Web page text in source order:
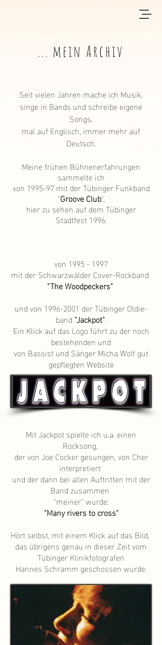
... mein Archiv
Seit vielen Jahren mache ich Musik,
singe in Bands und schreibe eigene
Songs,
mal auf Englisch, immer mehr auf
Deutsch.
Meine frühen Bühnenerfahrungen
sammelte ich
von 1995-97 mit der Tübinger Funkband
"Groove Club",
hier zu sehen auf dem Tübinger
Stadtfest 1996.​
von 1995 - 1997
mit der Schwarzwälder Cover-Rockband
"The Woodpeckers"
und von 1996-2001 der Tübinger Oldie-
band "Jackpot".
Ein Klick auf das Logo führt zu der noch
bestehenden und
von Bassist und Sänger Micha Wolf gut
gepflegten Website
Mit Jackpot spielte ich u.a. einen
Rocksong,
der von Joe Cocker gesungen, von Cher
interpretiert
und der dann bei allen Auftritten mit der
Band zusammen
"meiner" wurde:
"Many rivers to cross"
Hört selbst, mit einem Klick auf das Bild,
das übrigens genau in dieser Zeit vom
Tübinger Klinikfotografen
Hannes Schramm geschossen wurde: